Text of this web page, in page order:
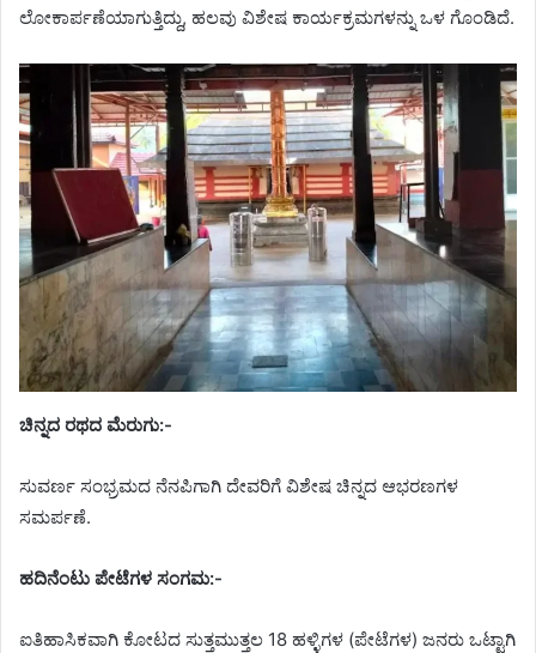
ಲೋಕಾರ್ಪಣೆಯಾಗುತ್ತಿದ್ದು, ಹಲವು ವಿಶೇಷ ಕಾರ್ಯಕ್ರಮಗಳನ್ನು ಒಳ ಗೊಂಡಿದೆ.
ಚಿನ್ನದ ರಥದ ಮೆರುಗು:-
ಸುವರ್ಣ ಸಂಭ್ರಮದ ನೆನಪಿಗಾಗಿ ದೇವರಿಗೆ ವಿಶೇಷ ಚಿನ್ನದ ಆಭರಣಗಳ
ಸಮರ್ಪಣೆ.
ಹದಿನೆಂಟು ಪೇಟೆಗಳ ಸಂಗಮ:-
ಐತಿಹಾಸಿಕವಾಗಿ ಕೋಟದ ಸುತ್ತಮುತ್ತಲ 18 ಹಳ್ಳಿಗಳ (ಪೇಟೆಗಳ) ಜನರು ಒಟ್ಟಾಗಿ